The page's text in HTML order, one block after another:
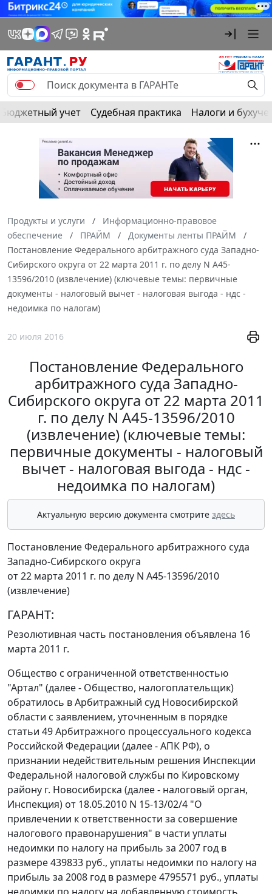
Бюджетный учет Судебная практика Налоги и
Продукты и услуги
Информационно-правовое
обеспечение
ПРАЙМ
Документы ленты ПРАЙМ
Постановление Федерального арбитражного суда Западно-
Сибирского округа от 22 марта 2011 г. по делу N А45-
13596/2010 (извлечение) (ключевые темы: первичные
документы - налоговый вычет - налоговая выгода - ндс -
недоимка по налогам)
20 июля 2016
Постановление Федерального
арбитражного суда Западно-
Сибирского округа от 22 марта 2011
г. по делу N А45-13596/2010
(извлечение) (ключевые темы:
первичные документы - налоговый
вычет - налоговая выгода - ндс -
недоимка по налогам)
Актуальную версию документа смотрите здесь
Постановление Федерального арбитражного суда
Западно-Сибирского округа
от 22 марта 2011 г. по делу N А45-13596/2010
(извлечение)
ГАРАНТ:
Резолютивная часть постановления объявлена 16
марта 2011 г.
Общество с ограниченной ответственностью
"Артал" (далее - Общество, налогоплательщик)
обратилось в Арбитражный суд Новосибирской
области с заявлением, уточненным в порядке
статьи 49Арбитражного процессуального кодекса
Российской Федерации (далее - АПК РФ), о
признании недействительным решения Инспекции
Федеральной налоговой службы по Кировскому
району г. Новосибирска (далее - налоговый орган,
Инспекция) от 18.05.2010 N 15-13/02/4 "О
привлечении к ответственности за совершение
налогового правонарушения" в части уплаты
недоимки по налогу на прибыль за 2007 год в
размере 439833 руб., уплаты недоимки по налогу на
прибыль за 2008 год в размере 4795571 руб., уплаты